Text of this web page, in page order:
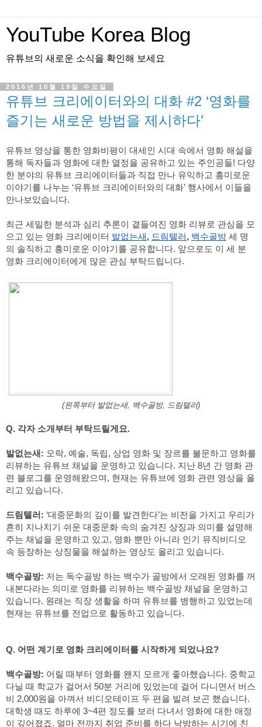
YouTube Korea Blog
유튜브의 새로운 소식을 확인해 보세요
2016년 10월 19일 수요일
유튜브 크리에이터와의 대화 #2 ‘영화를
즐기는 새로운 방법을 제시하다’
유튜브 영상을 통한 영화비평이 대세인 시대 속에서 영화 해설을
통해 독자들과 영화에 대한 열정을 공유하고 있는 주인공들! 다양
한 분야의 유튜브 크리에이터들과 직접 만나 유익하고 흥미로운
이야기를 나누는 ‘유튜브 크리에이터와의 대화’ 행사에서 이들을
만나보았습니다.
최근 세밀한 분석과 심리 추론이 곁들여진 영화 리뷰로 관심을 모
으고 있는 영화 크리에이터 발없는새 , 드림텔러 , 백수골방 세 명
의 솔직하고 흥미로운 이야기를 공유합니다. 앞으로도 이 세 분
영화 크리에이터에게 많은 관심 부탁드립니다.
(왼쪽부터 발없는새, 백수골방, 드림텔러)
Q. 각자 소개부터 부탁드릴게요.
발없는새: 오락, 예술, 독립, 상업 영화 및 장르를 불문하고 영화를
리뷰하는 유튜브 채널을 운영하고 있습니다. 지난 8년 간 영화 관
련 블로그를 운영해왔으며, 현재는 유튜브에 영화 관련 영상을 올
리고 있습니다.
드림텔러: ‘대중문화의 깊이를 발견한다’는 비전을 가지고 우리가
흔히 지나치기 쉬운 대중문화 속의 숨겨진 상징과 의미를 설명해
주는 채널을 운영하고 있고, 영화 뿐만 아니라 인기 뮤직비디오
속 등장하는 상징물을 해설하는 영상도 올리고 있습니다.
백수골방: 저는 독수골방 하는 백수가 골방에서 오래된 영화를 꺼
내본다라는 의미로 영화를 리뷰하는 백수골방 채널을 운영하고
있습니다. 원래는 직장 생활을 하며 유튜브를 병행하고 있었는데
현재는 유튜브를 전업으로 활동하고 있습니다.
Q. 어떤 계기로 영화 크리에이터를 시작하게 되었나요?
백수골방: 어릴 때부터 영화를 왠지 모르게 좋아했습니다. 중학교
다닐 때 학교가 걸어서 50분 거리에 있었는데 걸어 다니면서 버스
비 2,000원을 아껴서 비디오테이프 두 편을 빌려 보곤 했습니다.
대학생 때도 하루에 3~4편 정도를 보러 다녀서 영화에 대한 애정
이 깊어졌죠. 얼마 전까지 취업 준비를 하다 낙방하는 시기에 친